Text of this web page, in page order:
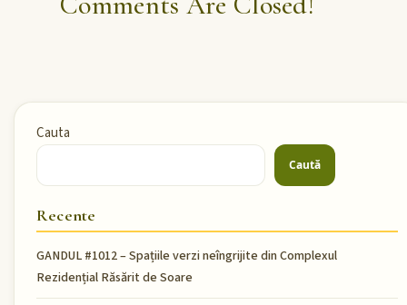
Cauta
Caută
Recente
GANDUL #1012 – Spațiile verzi neîngrijite din Complexul
Rezidențial Răsărit de Soare